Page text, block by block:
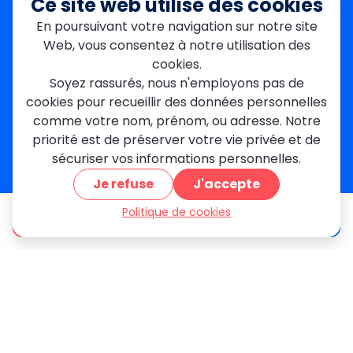
Garges-lès-Gonesse
Val-de-Marne
Dourdan
Mantes-la-Jolie
Créteil
Seine-et-Marne
Contact
01 84 24 42 80
contact@metallerie-grand-paris.com
46 bis Av. du Maine, 75015 Paris
Devis gratuit
En poursuivant votre navigation sur notre site
Web, vous consentez à notre utilisation des
cookies.
Soyez rassurés, nous n'employons pas de
cookies pour recueillir des données personnelles
comme votre nom, prénom, ou adresse. Notre
priorité est de préserver votre vie privée et de
sécuriser vos informations personnelles.
Je refuse
J'accepte
Politique de cookies